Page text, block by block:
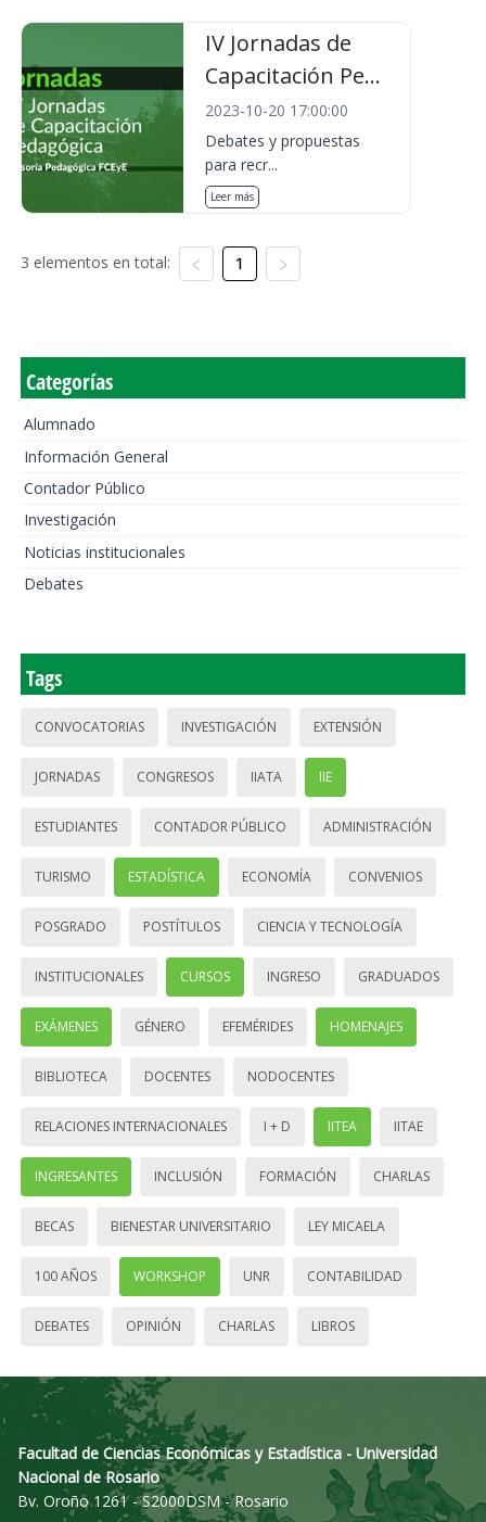
IV Jornadas de
Capacitación Pe...
2023-10-20 17:00:00
Debates y propuestas
para recr...
Leer más
3 elementos en total: 1
Categorías
Alumnado
Información General
Contador Público
Investigación
Noticias institucionales
Debates
Tags
CONVOCATORIAS INVESTIGACIÓN EXTENSIÓN
JORNADAS CONGRESOS IIATA IIE
ESTUDIANTES CONTADOR PÚBLICO ADMINISTRACIÓN
TURISMO ESTADÍSTICA ECONOMÍA CONVENIOS
POSGRADO POSTÍTULOS CIENCIA Y TECNOLOGÍA
INSTITUCIONALES CURSOS INGRESO GRADUADOS
EXÁMENES GÉNERO EFEMÉRIDES HOMENAJES
BIBLIOTECA DOCENTES NODOCENTES
RELACIONES INTERNACIONALES I + D IITEA IITAE
INGRESANTES INCLUSIÓN FORMACIÓN CHARLAS
BECAS BIENESTAR UNIVERSITARIO LEY MICAELA
100 AÑOS WORKSHOP UNR CONTABILIDAD
DEBATES OPINIÓN CHARLAS LIBROS
Facultad de Ciencias Económicas y Estadística - Universidad
Nacional de Rosario
Bv. Oroño 1261 - S2000DSM - Rosario